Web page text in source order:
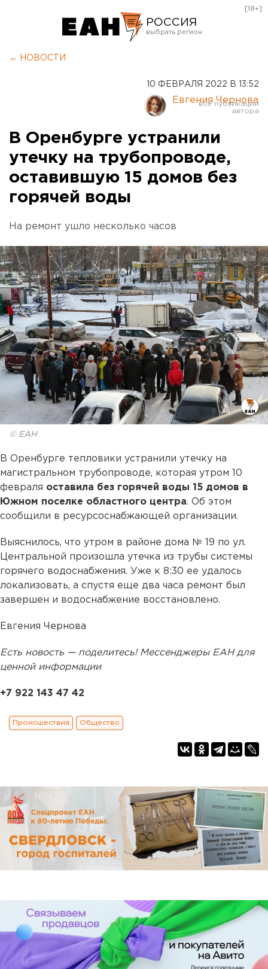
РОССИЯ
Курган
Оренбург
[18+]
← НОВОСТИ
10 ФЕВРАЛЯ 2022 В 13:52
Евгения Чернова
В Оренбурге устранили
утечку на трубопроводе,
оставившую 15 домов без
горячей воды
На ремонт ушло несколько часов
© ЕАН
В Оренбурге тепловики устранили утечку на
магистральном трубопроводе, которая утром 10
февраля оставила без горячей воды 15 домов в
Южном поселке областного центра. Об этом
сообщили в ресурсоснабжающей организации.
Выяснилось, что утром в районе дома № 19 по ул.
Центральной произошла утечка из трубы системы
горячего водоснабжения. Уже к 8:30 ее удалось
локализовать, а спустя еще два часа ремонт был
завершен и водоснабжение восстановлено.
Евгения Чернова
Есть новость — поделитесь! Мессенджеры ЕАН для
ценной информации
+7 922 143 47 42
Происшествия Общество